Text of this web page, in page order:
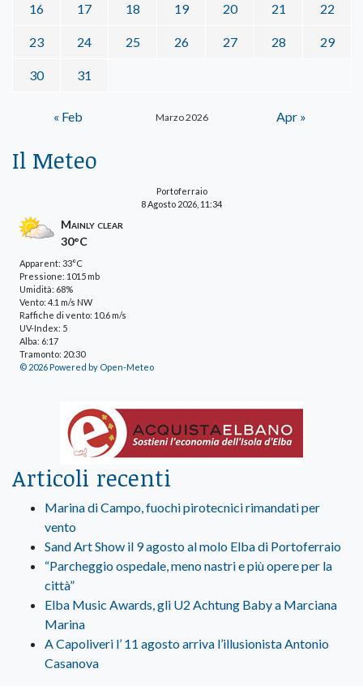
Marzo 2026
16 17 18 19 20 21 22
23 24 25 26 27 28 29
30 31
« Feb Apr »
Il Meteo
Portoferraio
8 Agosto 2026, 11:34
Mainly clear
30°C
Apparent: 33°C
Pressione: 1015 mb
Umidità: 68%
Vento: 4.1 m/s NW
Raffiche di vento: 10.6 m/s
UV-Index: 5
Alba: 6:17
Tramonto: 20:30
© 2026 Powered by Open-Meteo
Articoli recenti
Marina di Campo, fuochi pirotecnici rimandati per
vento
Sand Art Show il 9 agosto al molo Elba di Portoferraio
“Parcheggio ospedale, meno nastri e più opere per la
città”
Elba Music Awards, gli U2 Achtung Baby a Marciana
Marina
A Capoliveri l’ 11 agosto arriva l’illusionista Antonio
Casanova